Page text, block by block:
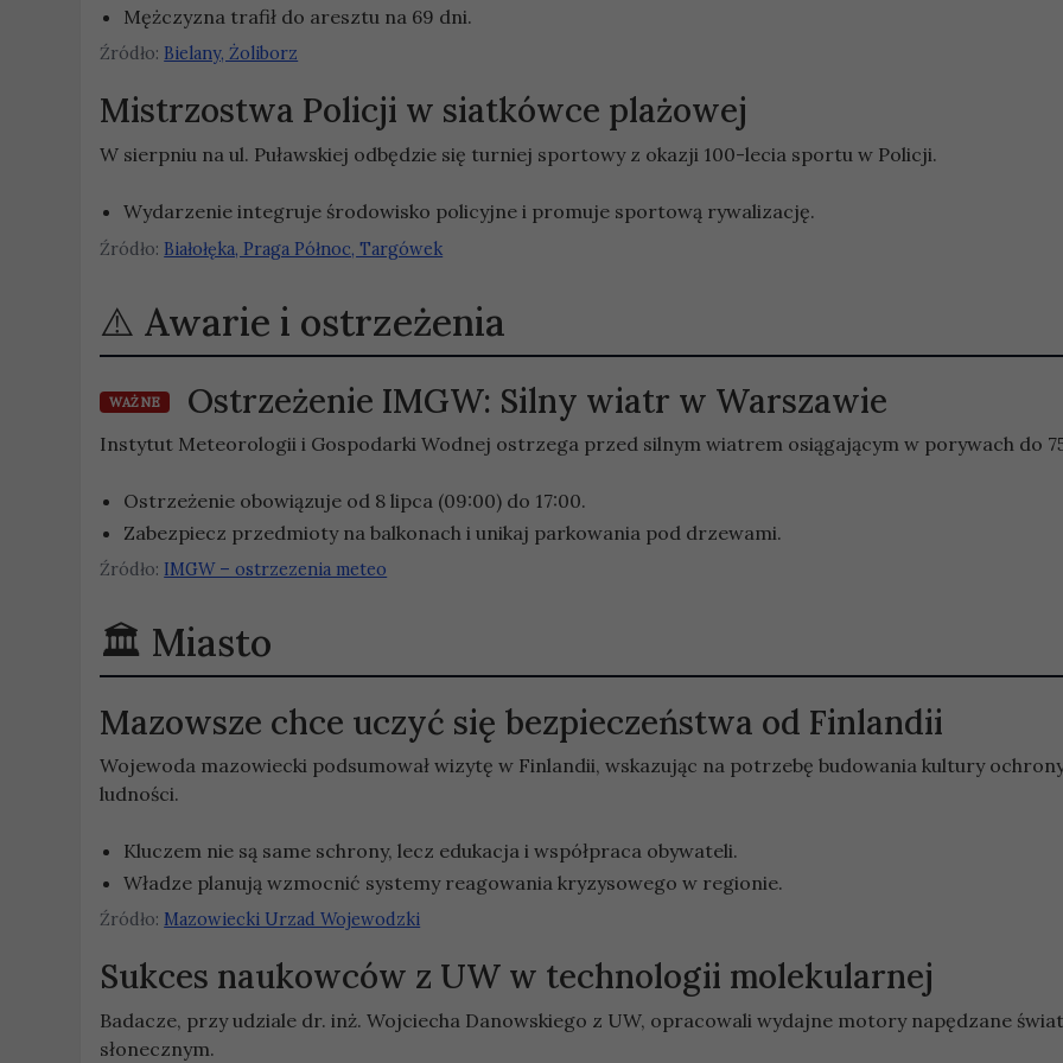
Mężczyzna trafił do aresztu na 69 dni.
Źródło: Bielany, Żoliborz
Mistrzostwa Policji w siatkówce plażowej
W sierpniu na ul. Puławskiej odbędzie się turniej sportowy z okazji 100-lecia sportu w Policji.
Wydarzenie integruje środowisko policyjne i promuje sportową rywalizację.
Źródło: Białołęka, Praga Północ, Targówek
Awarie i ostrzeżenia
WAŻNE Ostrzeżenie IMGW: Silny wiatr w Warszawie
Instytut Meteorologii i Gospodarki Wodnej ostrzega przed silnym wiatrem osiągającym w porywach do
Ostrzeżenie obowiązuje od 8 lipca (09:00) do 17:00.
Zabezpiecz przedmioty na balkonach i unikaj parkowania pod drzewami.
Źródło: IMGW – ostrzezenia meteo
Miasto
Mazowsze chce uczyć się bezpieczeństwa od Finlandii
Wojewoda mazowiecki podsumował wizytę w Finlandii, wskazując na potrzebę budowania kultury
ludności.
Kluczem nie są same schrony, lecz edukacja i współpraca obywateli.
Władze planują wzmocnić systemy reagowania kryzysowego w regionie.
Źródło: Mazowiecki Urzad Wojewodzki
Sukces naukowców z UW w technologii molekularnej
Badacze, przy udziale dr. inż. Wojciecha Danowskiego z UW, opracowali wydajne motory napędzane
słonecznym.